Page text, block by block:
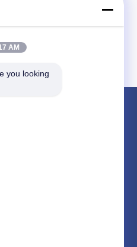
AM
you looking